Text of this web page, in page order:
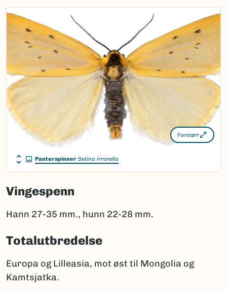
Forstørr
Panterspinner Setina irrorella
Vingespenn
Hann 27-35 mm., hunn 22-28 mm.
Totalutbredelse
Europa og Lilleasia, mot øst til Mongolia og
Kamtsjatka.